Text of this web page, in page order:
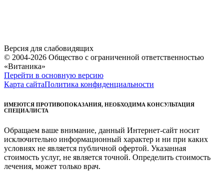
Версия для слабовидящих
© 2004-2026 Общество с ограниченной ответственностью
«Витаника»
Перейти в основную версию
Карта сайтаПолитика конфиденциальности
ИМЕЮТСЯ ПРОТИВОПОКАЗАНИЯ, НЕОБХОДИМА КОНСУЛЬТАЦИЯ
СПЕЦИАЛИСТА
Обращаем ваше внимание, данный Интернет-сайт носит
исключительно информационный характер и ни при каких
условиях не является публичной офертой. Указанная
стоимость услуг, не является точной. Определить стоимость
лечения, может только врач.